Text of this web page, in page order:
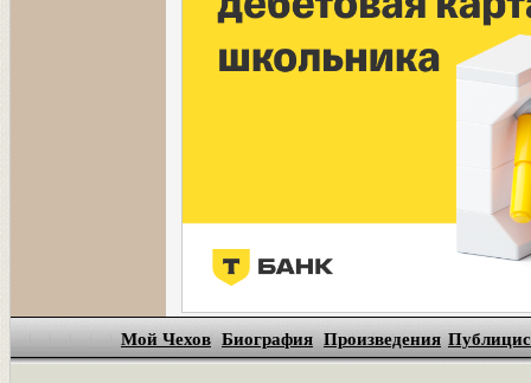
Мой Чехов Биография Произведения